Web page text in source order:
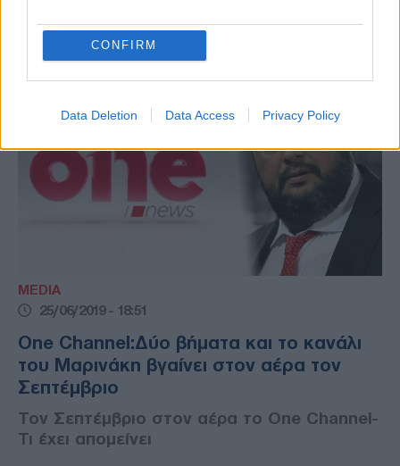
CONFIRM
Data Deletion Data Access Privacy Policy
MEDIA
25/06/2019 - 18:51
One Channel:Δύο βήματα και το κανάλι
του Μαρινάκη βγαίνει στον αέρα τον
Σεπτέμβριο
Τον Σεπτέμβριο στον αέρα το One Channel-
Τι έχει απομείνει